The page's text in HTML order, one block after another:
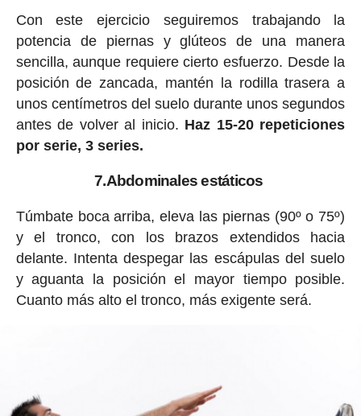
Con este ejercicio seguiremos trabajando la
potencia de piernas y glúteos de una manera
sencilla, aunque requiere cierto esfuerzo. Desde la
posición de zancada, mantén la rodilla trasera a
unos centímetros del suelo durante unos segundos
antes de volver al inicio. Haz 15-20 repeticiones
por serie, 3 series.
7.Abdominales estáticos
Túmbate boca arriba, eleva las piernas (90º o 75º)
y el tronco, con los brazos extendidos hacia
delante. Intenta despegar las escápulas del suelo
y aguanta la posición el mayor tiempo posible.
Cuanto más alto el tronco, más exigente será.